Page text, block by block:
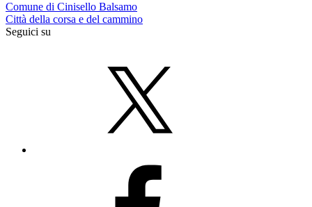
Comune di Cinisello Balsamo
Città della corsa e del cammino
Seguici su